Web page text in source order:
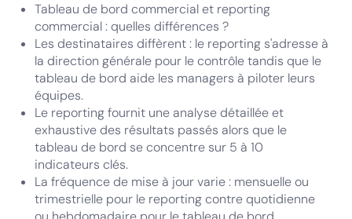
Tableau de bord commercial et reporting
commercial : quelles différences ?
Les destinataires diffèrent : le reporting s'adresse à
la direction générale pour le contrôle tandis que le
tableau de bord aide les managers à piloter leurs
équipes.
Le reporting fournit une analyse détaillée et
exhaustive des résultats passés alors que le
tableau de bord se concentre sur 5 à 10
indicateurs clés.
La fréquence de mise à jour varie : mensuelle ou
trimestrielle pour le reporting contre quotidienne